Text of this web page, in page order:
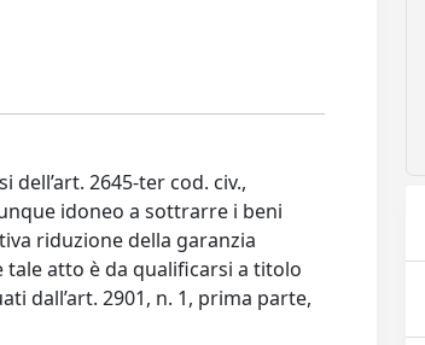
2645-ter cod. civ.,
idoneo a sottrarre i beni
riduzione della garanzia
tale atto è da qualificarsi a titolo
dall’art. 2901, n. 1, prima parte,